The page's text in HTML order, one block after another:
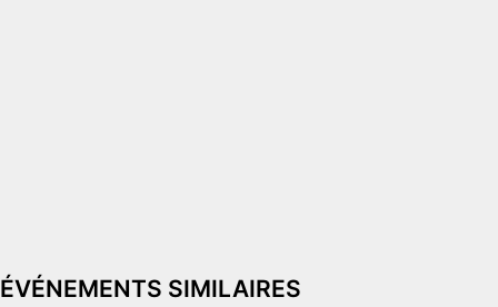
ÉVÉNEMENTS SIMILAIRES